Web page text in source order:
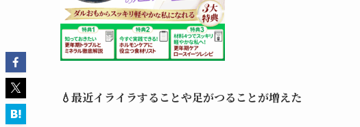
💧最近イライラすることや足がつることが増えた